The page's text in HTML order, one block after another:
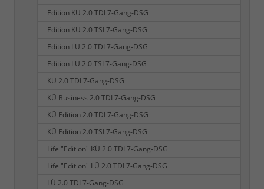
Edition KÜ 2.0 TDI 7-Gang-DSG
Edition KÜ 2.0 TSI 7-Gang-DSG
Edition LÜ 2.0 TDI 7-Gang-DSG
Edition LÜ 2.0 TSI 7-Gang-DSG
KÜ 2.0 TDI 7-Gang-DSG
KÜ Business 2.0 TDI 7-Gang-DSG
KÜ Edition 2.0 TDI 7-Gang-DSG
KÜ Edition 2.0 TSI 7-Gang-DSG
Life "Edition" KÜ 2.0 TDI 7-Gang-DSG
Life "Edition" LÜ 2.0 TDI 7-Gang-DSG
LÜ 2.0 TDI 7-Gang-DSG